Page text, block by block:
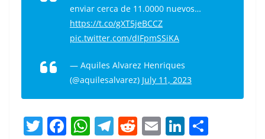
enviar cerca de 11.0000 nuevos…
https://t.co/gXT5jeBCCZ
pic.twitter.com/dIFpmSSiKA
— Aquiles Alvarez Henriques
(@aquilesalvarez) July 11, 2023
T F W T R E Li